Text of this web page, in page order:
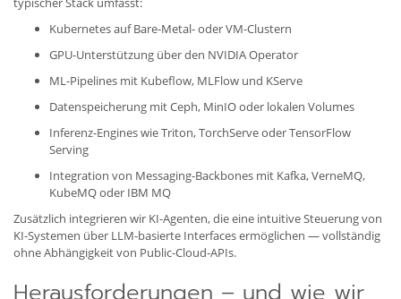
Kubernetes auf Bare-Metal- oder VM-Clustern
GPU-Unterstützung über den NVIDIA Operator
ML-Pipelines mit Kubeflow, MLFlow und KServe
Datenspeicherung mit Ceph, MinIO oder lokalen Volumes
Inferenz-Engines wie Triton, TorchServe oder TensorFlow
Serving
Integration von Messaging-Backbones mit Kafka, VerneMQ,
KubeMQ oder IBM MQ
Zusätzlich integrieren wir KI-Agenten, die eine intuitive Steuerung von
KI-Systemen über LLM-basierte Interfaces ermöglichen — vollständig
ohne Abhängigkeit von Public-Cloud-APIs.